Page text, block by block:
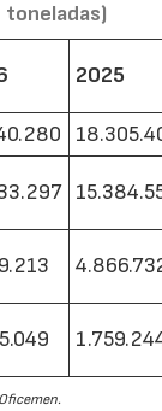
toneladas)
2025